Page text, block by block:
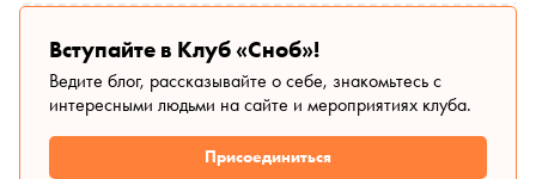
Нолана «червём» и пообещал сделать свою «Одиссею»
нейросетью — и как устроен миф, который люди знают,
ни разу не прочитав оригинал
Вступайте в Клуб «Сноб»!
Ведите блог, рассказывайте о себе, знакомьтесь с
интересными людьми на сайте и мероприятиях клуба.
Присоединиться